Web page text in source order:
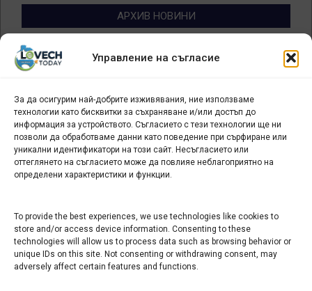
Управление на съгласие
За да осигурим най-добрите изживявания, ние използваме
технологии като бисквитки за съхраняване и/или достъп до
информация за устройството. Съгласието с тези технологии ще ни
позволи да обработваме данни като поведение при сърфиране или
уникални идентификатори на този сайт. Несъгласието или
оттеглянето на съгласието може да повлияе неблагоприятно на
определени характеристики и функции.
To provide the best experiences, we use technologies like cookies to
store and/or access device information. Consenting to these
technologies will allow us to process data such as browsing behavior or
unique IDs on this site. Not consenting or withdrawing consent, may
adversely affect certain features and functions.
АРХИВ НОВИНИ
Архив
новини
БИЗНЕС
Арт галерия "Мостове" – магазин за изкуство
СЕВЕРОЗАПАДА ИНФОРМАЦИОНЕН БИЗНЕС
ТУРИСТИЧЕСКИ КЛЪСТЕР
ИНСТИТУЦИИ В ЛОВЕЧ
Административен съд Ловеч
Областна администрация Ловеч